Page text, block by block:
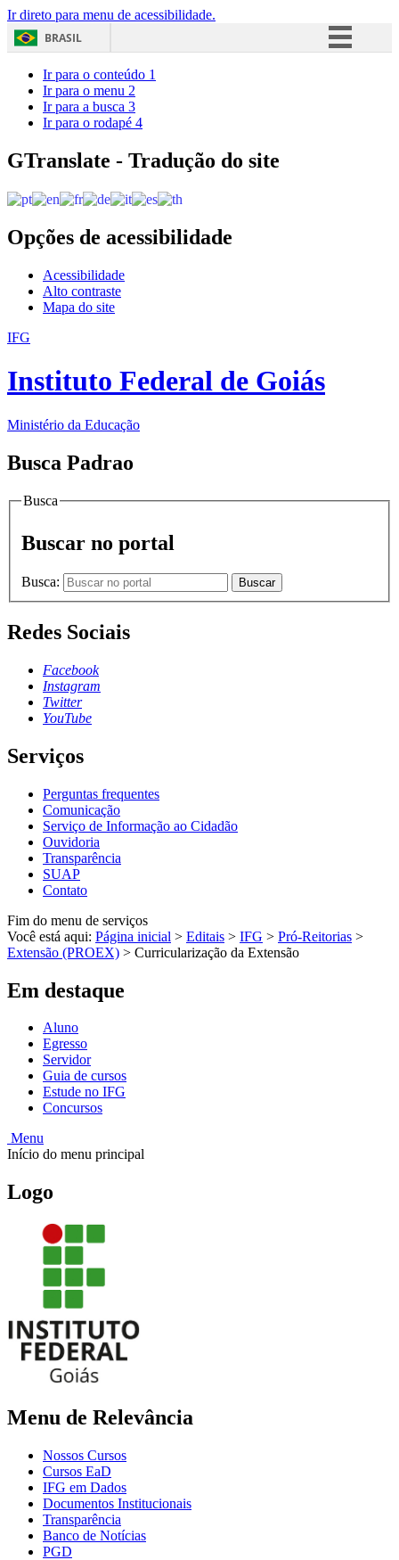
Ir direto para menu de acessibilidade.
BRASIL
Acesso à informação
Ir para o conteúdo 1
Ir para o menu 2
Ir para a busca 3
Ir para o rodapé 4
GTranslate - Tradução do site
Opções de acessibilidade
Acessibilidade
Alto contraste
Mapa do site
IFG
Instituto Federal de Goiás
Ministério da Educação
Busca Padrao
Busca
Buscar no portal
Busca: Buscar
Redes Sociais
Facebook
Instagram
Twitter
YouTube
Serviços
Perguntas frequentes
Comunicação
Serviço de Informação ao Cidadão
Ouvidoria
Transparência
SUAP
Contato
Fim do menu de serviços
Você está aqui: Página inicial > Editais > IFG > Pró-Reitorias >
Extensão (PROEX) > Curricularização da Extensão
Em destaque
Aluno
Egresso
Servidor
Guia de cursos
Estude no IFG
Concursos
Menu
Início do menu principal
Logo
Menu de Relevância
Nossos Cursos
Cursos EaD
IFG em Dados
Documentos Institucionais
Transparência
Banco de Notícias
PGD